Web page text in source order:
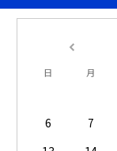
日 月
6
7